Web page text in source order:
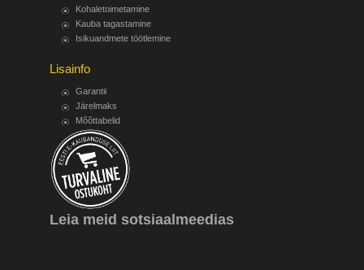
Kohaletoimetamine
Kauba tagastamine
Isikuandmete töötlemine
Lisainfo
Garantii
Järelmaks
Mõõttabelid
Leia meid sotsiaalmeedias